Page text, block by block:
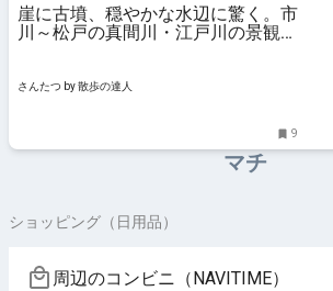
崖に古墳、穏やかな水辺に驚く。市
川～松戸の真間川・江戸川の景観
さんたつ by 散歩の達人
9
マチ
ショッピング（日用品）
周辺のコンビニ（NAVITIME）